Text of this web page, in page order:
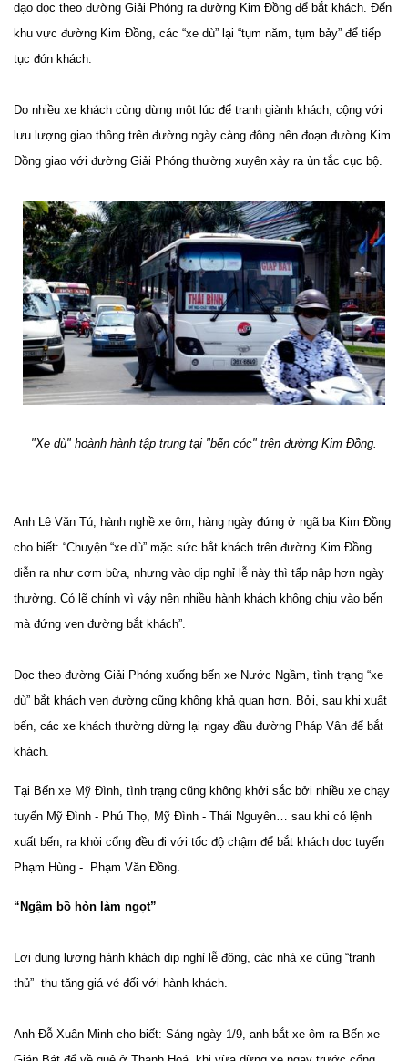
dạo dọc theo đường Giải Phóng ra đường Kim Đồng để bắt khách. Đến
khu vực đường Kim Đồng, các “xe dù” lại “tụm năm, tụm bảy” để tiếp
tục đón khách.
Do nhiều xe khách cùng dừng một lúc để tranh giành khách, cộng với
lưu lượng giao thông trên đường ngày càng đông nên đoạn đường Kim
Đồng giao với đường Giải Phóng thường xuyên xảy ra ùn tắc cục bộ.
"Xe dù" hoành hành tập trung tại "bến cóc" trên đường Kim Đồng.
Anh Lê Văn Tú, hành nghề xe ôm, hàng ngày đứng ở ngã ba Kim Đồng
cho biết: “Chuyện “xe dù” mặc sức bắt khách trên đường Kim Đồng
diễn ra như cơm bữa, nhưng vào dịp nghỉ lễ này thì tấp nập hơn ngày
thường. Có lẽ chính vì vậy nên nhiều hành khách không chịu vào bến
mà đứng ven đường bắt khách”.
Dọc theo đường Giải Phóng xuống bến xe Nước Ngầm, tình trạng “xe
dù” bắt khách ven đường cũng không khả quan hơn. Bởi, sau khi xuất
bến, các xe khách thường dừng lại ngay đầu đường Pháp Vân để bắt
khách.
Tại Bến xe Mỹ Đình, tình trạng cũng không khởi sắc bởi nhiều xe chạy
tuyến Mỹ Đình - Phú Thọ, Mỹ Đình - Thái Nguyên… sau khi có lệnh
xuất bến, ra khỏi cổng đều đi với tốc độ chậm để bắt khách dọc tuyến
Phạm Hùng - Phạm Văn Đồng.
“Ngậm bồ hòn làm ngọt”
Lợi dụng lượng hành khách dịp nghỉ lễ đông, các nhà xe cũng “tranh
thủ” thu tăng giá vé đối với hành khách.
Anh Đỗ Xuân Minh cho biết: Sáng ngày 1/9, anh bắt xe ôm ra Bến xe